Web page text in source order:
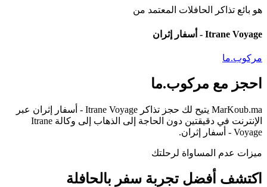
هو بائع تذاكر الحافلات المعتمد من
Itrane Voyage - أسفار إثران
مركوب.ما
احجز مع مركوب.ما
MarKoub.ma يتيح لك حجز تذاكر Itrane Voyage - أسفار إثران
عبر
الإنترنت في دقيقتين دون الحاجة إلى الذهاب إلى وكالة Itrane
Voyage - أسفار إثران
.
ميزات عدم المساواة لرحلتك
اكتشف أفضل تجربة سفر بالحافلة